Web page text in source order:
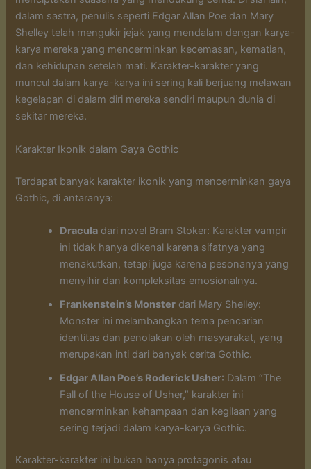
dalam sastra, penulis seperti Edgar Allan Poe dan Mary
Shelley telah mengukir jejak yang mendalam dengan karya-
karya mereka yang mencerminkan kecemasan, kematian,
dan kehidupan setelah mati. Karakter-karakter yang
muncul dalam karya-karya ini sering kali berjuang melawan
kegelapan di dalam diri mereka sendiri maupun dunia di
sekitar mereka.
Karakter Ikonik dalam Gaya Gothic
Terdapat banyak karakter ikonik yang mencerminkan gaya
Gothic, di antaranya:
Dracula dari novel Bram Stoker: Karakter vampir
ini tidak hanya dikenal karena sifatnya yang
menakutkan, tetapi juga karena pesonanya yang
menyihir dan kompleksitas emosionalnya.
Frankenstein’s Monster dari Mary Shelley:
Monster ini melambangkan tema pencarian
identitas dan penolakan oleh masyarakat, yang
merupakan inti dari banyak cerita Gothic.
Edgar Allan Poe’s Roderick Usher: Dalam “The
Fall of the House of Usher,” karakter ini
mencerminkan kehampaan dan kegilaan yang
sering terjadi dalam karya-karya Gothic.
Karakter-karakter ini bukan hanya protagonis atau